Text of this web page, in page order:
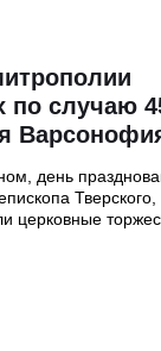
по случаю
день
Тверского,
церковные